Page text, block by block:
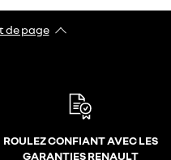
de page​
ROULEZ CONFIANT AVEC LES
GARANTIES RENAULT